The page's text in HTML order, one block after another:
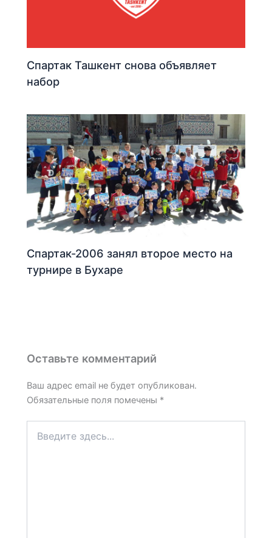
Спартак Ташкент снова объявляет
набор
Спартак-2006 занял второе место на
турнире в Бухаре
Оставьте комментарий
Ваш адрес email не будет опубликован.
Обязательные поля помечены *
здесь...